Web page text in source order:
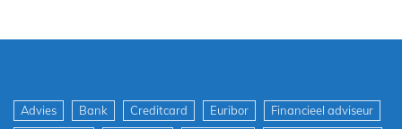
Advies Bank Creditcard Euribor
Financieel adviseur